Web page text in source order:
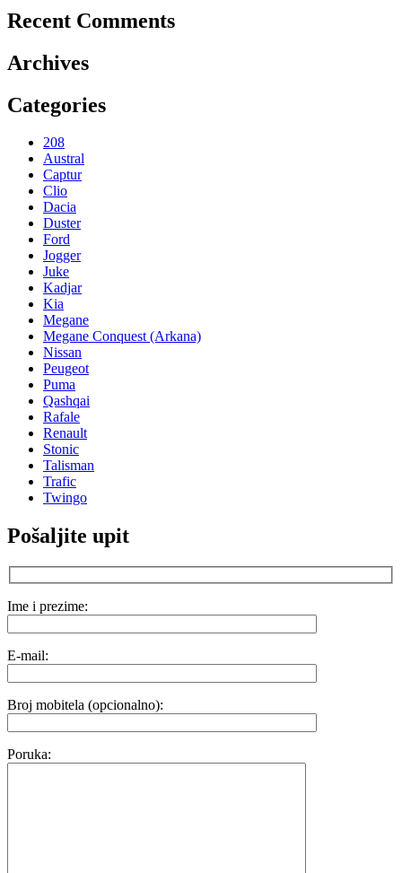
Recent Comments
Archives
Categories
208
Austral
Captur
Clio
Dacia
Duster
Ford
Jogger
Juke
Kadjar
Kia
Megane
Megane Conquest (Arkana)
Nissan
Peugeot
Puma
Qashqai
Rafale
Renault
Stonic
Talisman
Trafic
Twingo
Pošaljite upit
Ime i prezime:
E-mail:
Broj mobitela (opcionalno):
Poruka: